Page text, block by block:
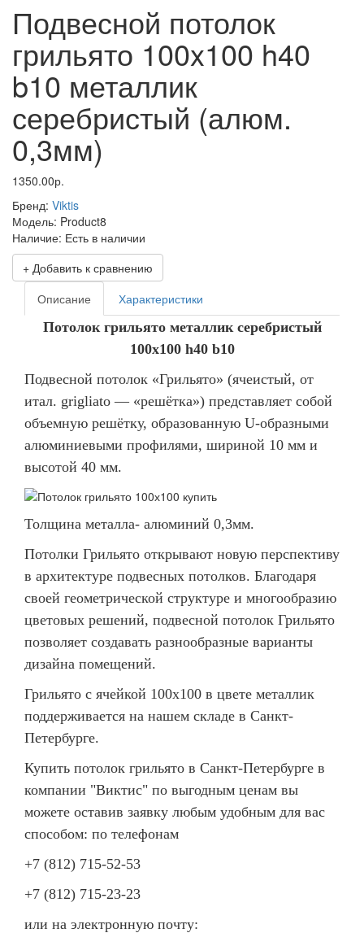
Подвесной потолок
грильято 100x100 h40
b10 металлик
серебристый (алюм.
0,3мм)
1350.00р.
Бренд: Viktis
Модель: Product8
Наличие: Есть в наличии
+ Добавить к сравнению
Описание
Характеристики
Потолок грильято металлик серебристый
100х100 h40 b10
Подвесной потолок «Грильято» (ячеистый, от
итал. grigliato — «решётка») представляет собой
объемную решётку, образованную U-образными
алюминиевыми профилями, шириной 10 мм и
высотой 40 мм.
Толщина металла- алюминий 0,3мм.
Потолки Грильято открывают новую перспективу
в архитектуре подвесных потолков. Благодаря
своей геометрической структуре и многообразию
цветовых решений, подвесной потолок Грильято
позволяет создавать разнообразные варианты
дизайна помещений.
Грильято с ячейкой 100х100 в цвете металлик
поддерживается на нашем складе в Санкт-
Петербурге.
Купить потолок грильято в Санкт-Петербурге в
компании "Виктис" по выгодным ценам вы
можете оставив заявку любым удобным для вас
способом: по телефонам
+7 (812) 715-52-53
+7 (812) 715-23-23
или на электронную почту: